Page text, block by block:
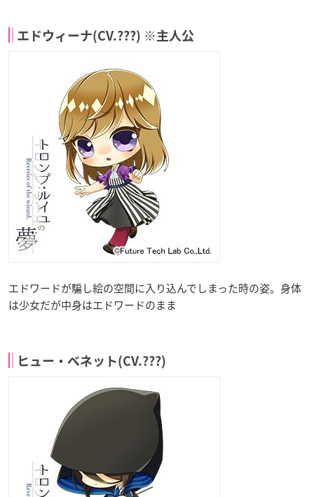
エドウィーナ(CV.???) ※主人公
エドワードが騙し絵の空間に入り込んでしまった時の姿。身体
は少女だが中身はエドワードのまま
ヒュー・ベネット(CV.???)